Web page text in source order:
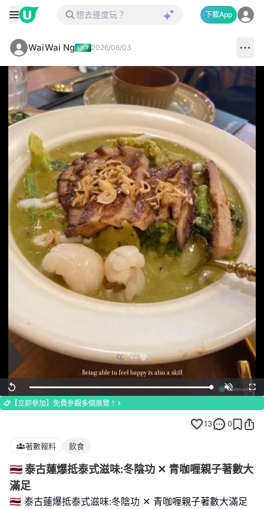
下載App
WaiWai Ng 2026/06/03
Replay Loaded:
100.00%
Unmute
【立即參加】免費參觀多個展覽！
13 0
著數報料 飲食
🇹🇭 泰古蓮爆抵泰式滋味:冬陰功 ✕ 青咖喱親子著數大
滿足
🇹🇭 泰古蓮爆抵泰式滋味:冬陰功 ✕ 青咖喱親子著數大滿足